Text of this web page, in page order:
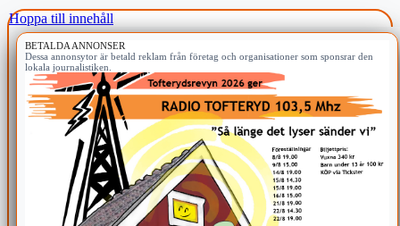
Hoppa till innehåll
BETALDA ANNONSER
Dessa annonsytor är betald reklam från företag och organisationer som sponsrar den
lokala journalistiken.